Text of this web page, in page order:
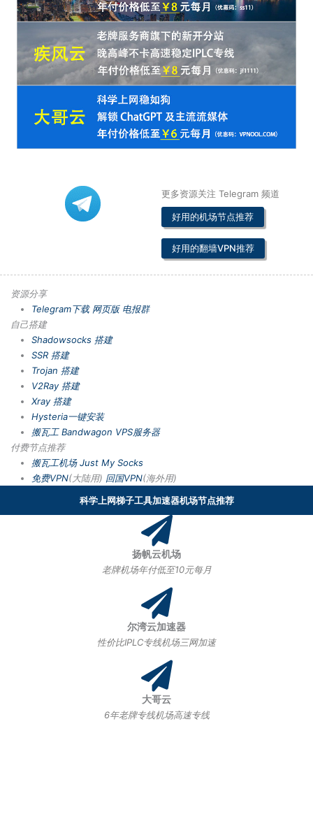
更多资源关注 Telegram 频道
好用的机场节点推荐
好用的翻墙VPN推荐
资源分享
Telegram下载 网页版 电报群
自己搭建
Shadowsocks 搭建
SSR 搭建
Trojan 搭建
V2Ray 搭建
Xray 搭建
Hysteria一键安装
搬瓦工 Bandwagon VPS服务器
付费节点推荐
搬瓦工机场 Just My Socks
免费VPN(大陆用) 回国VPN(海外用)
科学上网梯子工具加速器机场节点推荐
扬帆云机场
老牌机场年付低至10元每月
尔湾云加速器
性价比IPLC专线机场三网加速
大哥云
6年老牌专线机场高速专线